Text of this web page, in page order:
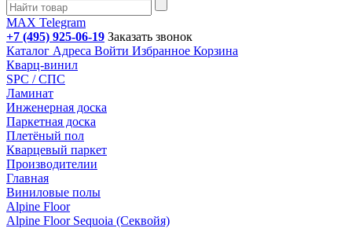
MAX Telegram
+7 (495) 925-06-19 Заказать звонок
Каталог Адреса Войти Избранное Корзина
Кварц-винил
SPC / СПС
Ламинат
Инженерная доска
Паркетная доска
Плетёный пол
Кварцевый паркет
Производителии
Главная
Виниловые полы
Alpine Floor
Alpine Floor Sequoia (Секвойя)